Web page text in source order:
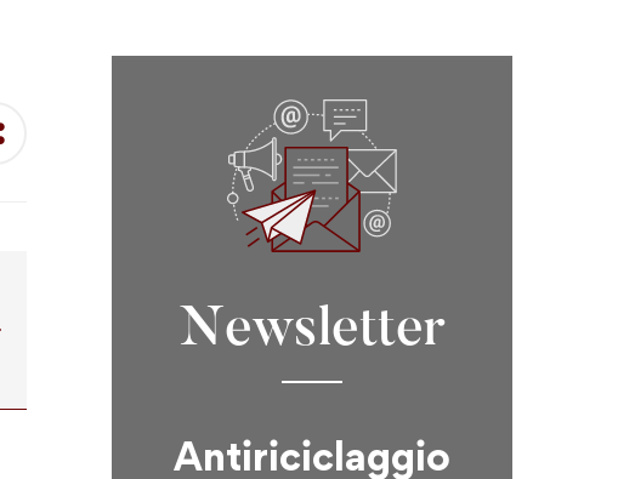
Newsletter
Antiriciclaggio